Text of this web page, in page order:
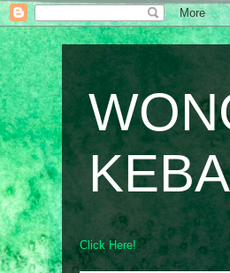
Click Here!